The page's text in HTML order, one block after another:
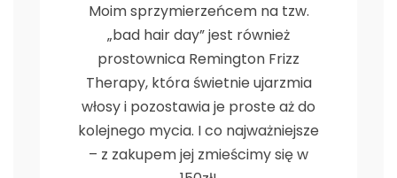
Moim sprzymierzeńcem na tzw.
„bad hair day” jest również
prostownica Remington Frizz
Therapy, która świetnie ujarzmia
włosy i pozostawia je proste aż do
kolejnego mycia. I co najważniejsze
– z zakupem jej zmieścimy się w